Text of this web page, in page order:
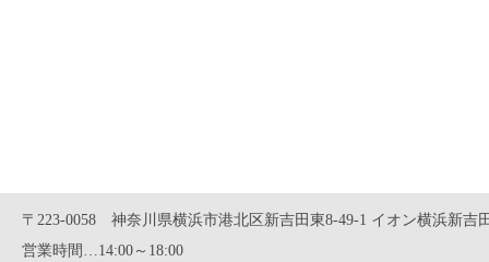
〒223-0058 神奈川県横浜市港北区新吉田東8-49-1 イオン横浜新吉
営業時間…14:00～18:00